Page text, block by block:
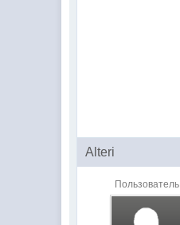
Alteri
Пользователь